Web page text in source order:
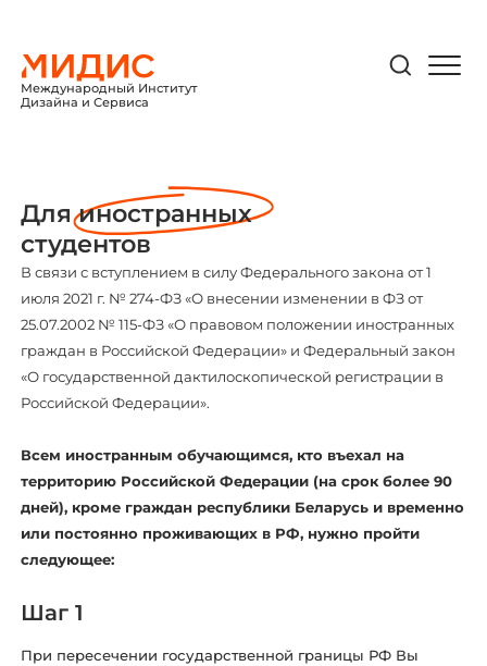
Международный Институт
Дизайна и Сервиса
Дляиностранных
студентов
В связи с вступлением в силу Федерального закона от 1
июля 2021 г. № 274-ФЗ «О внесении изменении в ФЗ от
25.07.2002 № 115-ФЗ «О правовом положении иностранных
граждан в Российской Федерации» и Федеральный закон
«О государственной дактилоскопической регистрации в
Российской Федерации».
Всем иностранным обучающимся, кто въехал на
территорию Российской Федерации (на срок более 90
дней), кроме граждан республики Беларусь и временно
или постоянно проживающих в РФ, нужно пройти
следующее:
Шаг 1
При пересечении государственной границы РФ Вы